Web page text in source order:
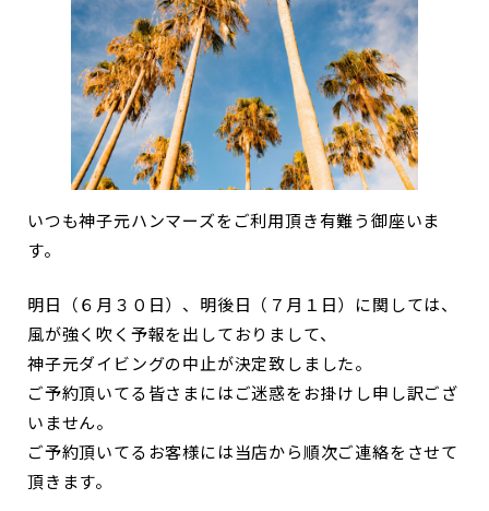
いつも神子元ハンマーズをご利用頂き有難う御座いま
す。
明日（６月３０日）、明後日（７月１日）に関しては、
風が強く吹く予報を出しておりまして、
神子元ダイビングの中止が決定致しました。
ご予約頂いてる皆さまにはご迷惑をお掛けし申し訳ござ
いません。
ご予約頂いてるお客様には当店から順次ご連絡をさせて
頂きます。